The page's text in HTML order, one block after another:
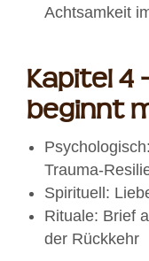
Achtsamkeit
Kapitel 4
beginnt
Trauma-
Spirituell:
Rituale: Brief
der Rückkehr